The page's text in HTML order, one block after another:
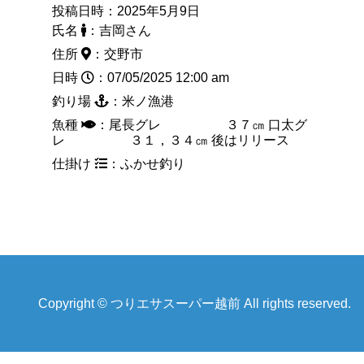
投稿日時：2025年5月9日
氏名
：吉岡さん
住所
：交野市
日時
：07/05/2025 12:00 am
釣り場
：米ノ漁港
魚種
：尾長グレ ３７㎝ 口太グ
レ ３１，３４㎝ 後はリリース
仕掛け
：ふかせ釣り
Copyright © つりエサスーパー越前 All rights reserved.